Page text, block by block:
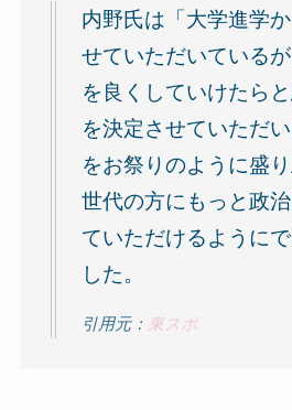
内野氏は「大学進学
せていただいている
を良くしていけたら
を決定させていただ
をお祭りのように盛
世代の方にもっと政
ていただけるように
した。
引用元： 東スポ